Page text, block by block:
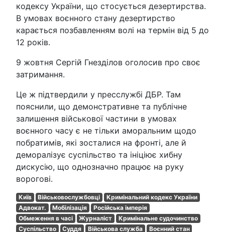
кодексу України, що стосується дезертирства.
В умовах воєнного стану дезертирство
карається позбавленням волі на термін від 5 до
12 років.
9 жовтня Сергій Гнезділов оголосив про своє
затримання.
Це ж підтвердили у пресслужбі ДБР. Там
пояснили, що демонстративне та публічне
залишення військової частини в умовах
воєнного часу є не тільки аморальним щодо
побратимів, які зосталися на фронті, але й
деморалізує суспільство та ініціює хибну
дискусію, що однозначно працює на руку
ворогові.
Київ Військовослужбовці
Кримінальний кодекс України
Адвокат.
Мобілізація
Російська імперія
Обмеження в часі
Журналіст
Кримінальне судочинство
Суспільство
Суддя Військова служба Воєнний стан